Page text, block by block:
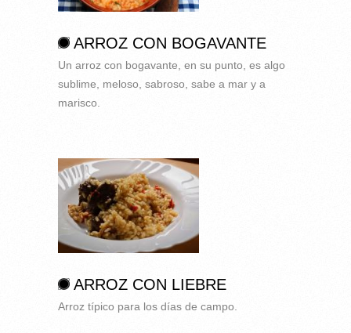
ARROZ CON BOGAVANTE
Un arroz con bogavante, en su punto, es algo
sublime, meloso, sabroso, sabe a mar y a
marisco.
ARROZ CON LIEBRE
Arroz típico para los días de campo.